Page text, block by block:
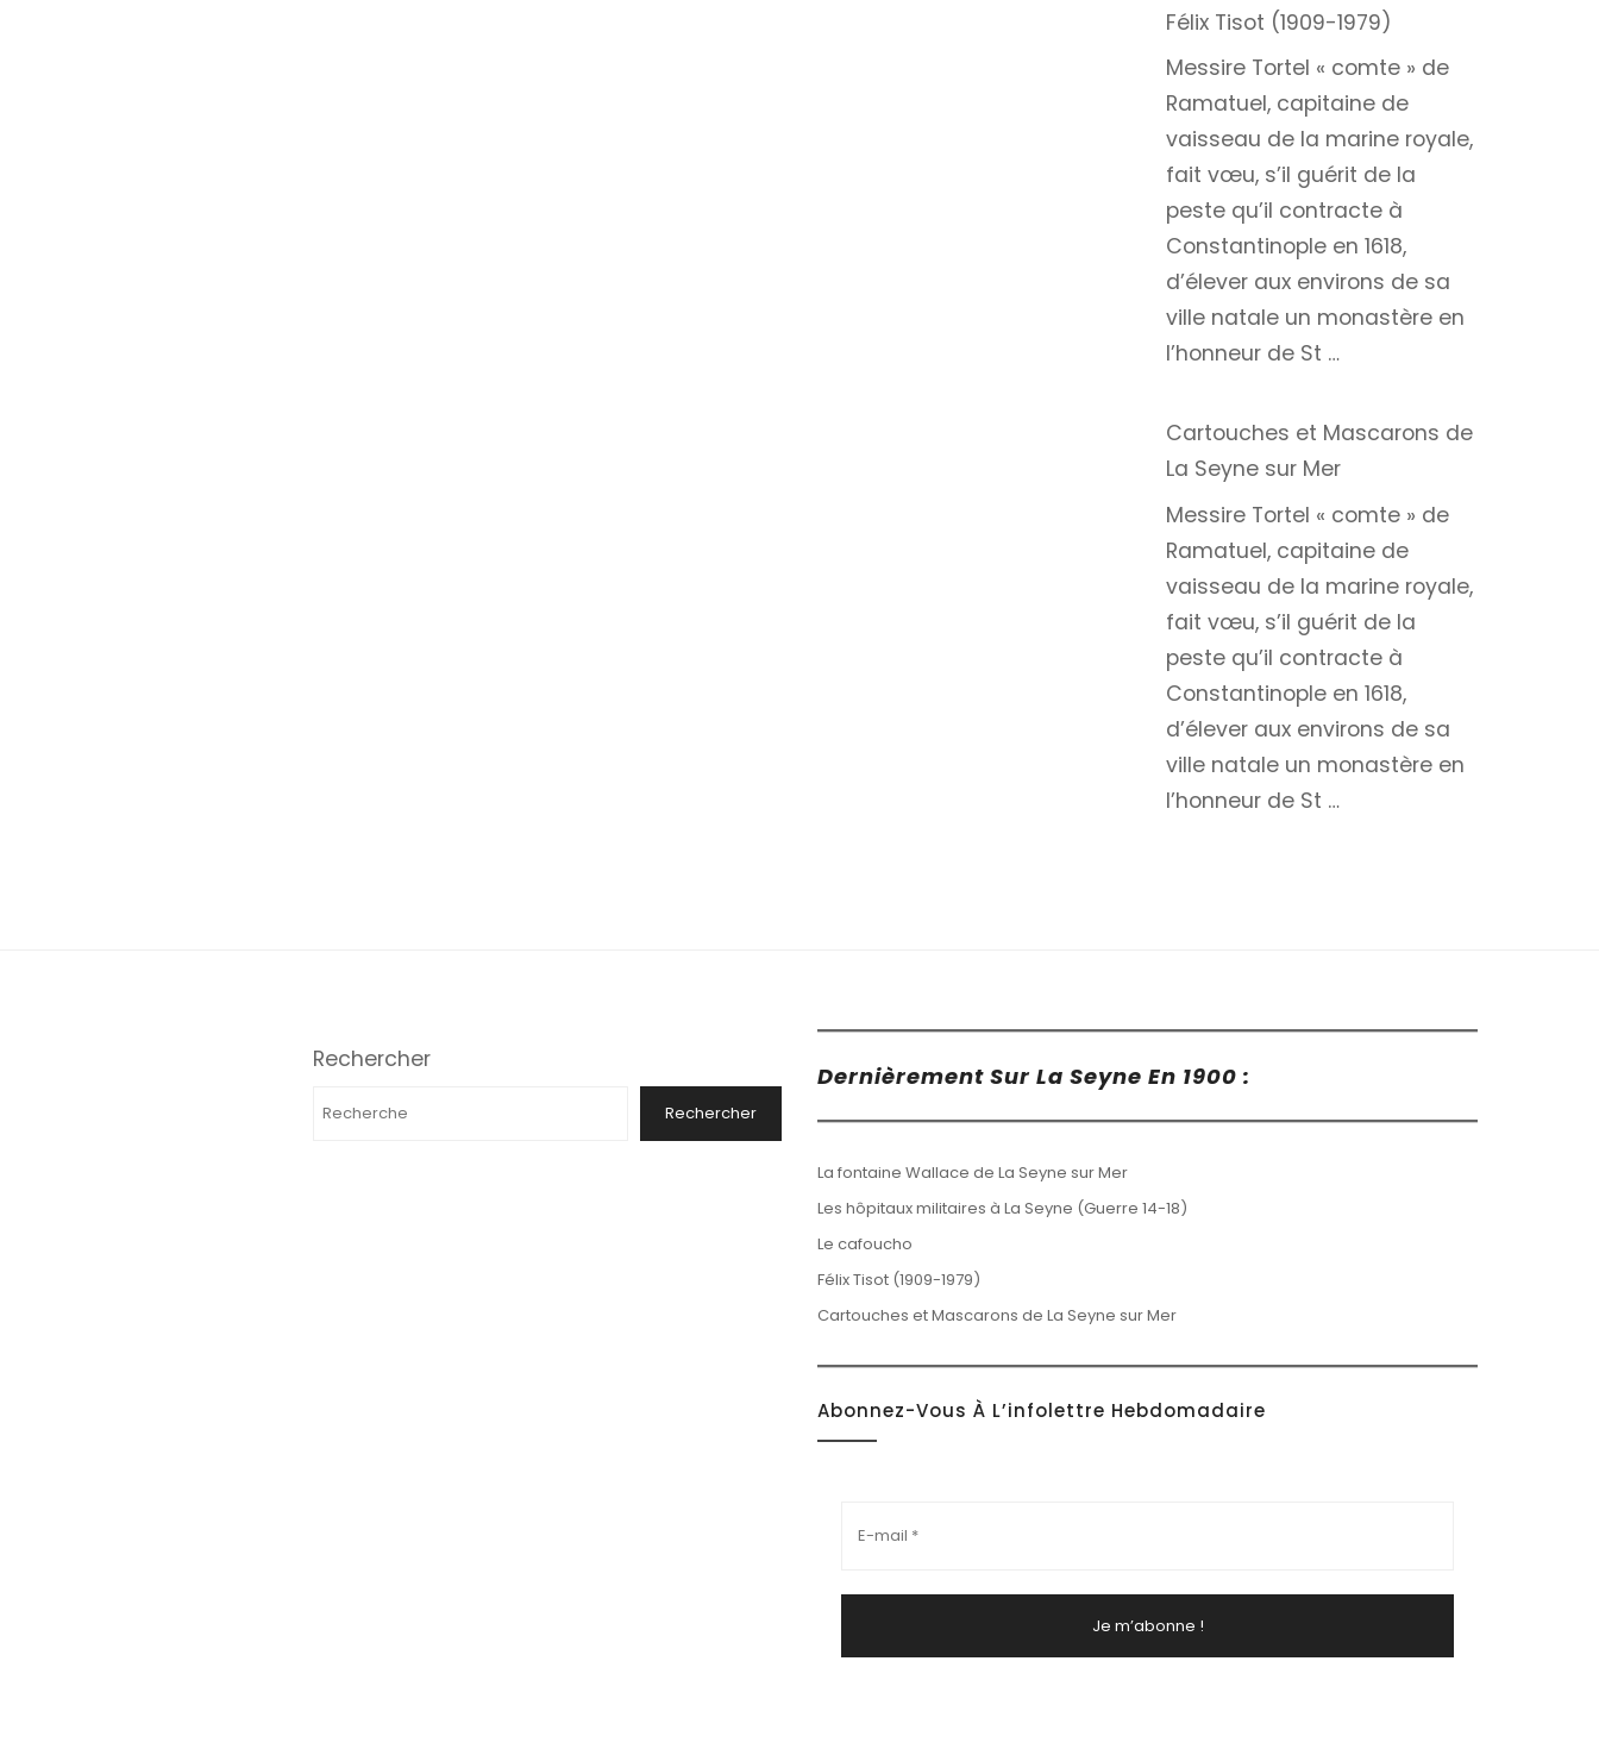
Félix Tisot (1909-1979)
Messire Tortel « comte » de
Ramatuel, capitaine de
vaisseau de la marine royale,
fait vœu, s’il guérit de la
peste qu’il contracte à
Constantinople en 1618,
d’élever aux environs de sa
ville natale un monastère en
l’honneur de St …
Cartouches et Mascarons de
La Seyne sur Mer
Messire Tortel « comte » de
Ramatuel, capitaine de
vaisseau de la marine royale,
fait vœu, s’il guérit de la
peste qu’il contracte à
Constantinople en 1618,
d’élever aux environs de sa
ville natale un monastère en
l’honneur de St …
Rechercher
Rechercher
Dernièrement Sur La Seyne En 1900 :
La fontaine Wallace de La Seyne sur Mer
Les hôpitaux militaires à La Seyne (Guerre 14-18)
Le cafoucho
Félix Tisot (1909-1979)
Cartouches et Mascarons de La Seyne sur Mer
Abonnez-Vous À L’infolettre Hebdomadaire